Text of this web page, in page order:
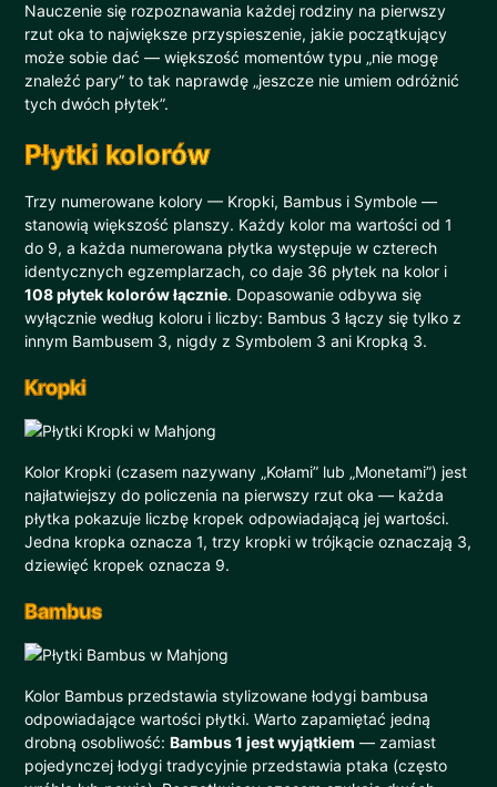
Nauczenie się rozpoznawania każdej rodziny na pierwszy
rzut oka to największe przyspieszenie, jakie początkujący
może sobie dać — większość momentów typu „nie mogę
znaleźć pary” to tak naprawdę „jeszcze nie umiem odróżnić
tych dwóch płytek”.
Płytki kolorów
Trzy numerowane kolory — Kropki, Bambus i Symbole —
stanowią większość planszy. Każdy kolor ma wartości od 1
do 9, a każda numerowana płytka występuje w czterech
identycznych egzemplarzach, co daje 36 płytek na kolor i
108 płytek kolorów łącznie. Dopasowanie odbywa się
wyłącznie według koloru i liczby: Bambus 3 łączy się tylko z
innym Bambusem 3, nigdy z Symbolem 3 ani Kropką 3.
Kropki
Kolor Kropki (czasem nazywany „Kołami” lub „Monetami”) jest
najłatwiejszy do policzenia na pierwszy rzut oka — każda
płytka pokazuje liczbę kropek odpowiadającą jej wartości.
Jedna kropka oznacza 1, trzy kropki w trójkącie oznaczają 3,
dziewięć kropek oznacza 9.
Bambus
Kolor Bambus przedstawia stylizowane łodygi bambusa
odpowiadające wartości płytki. Warto zapamiętać jedną
drobną osobliwość:Bambus 1 jest wyjątkiem — zamiast
pojedynczej łodygi tradycyjnie przedstawia ptaka (często